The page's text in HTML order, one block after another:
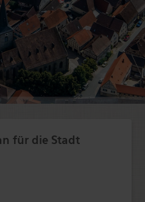
für die Stadt